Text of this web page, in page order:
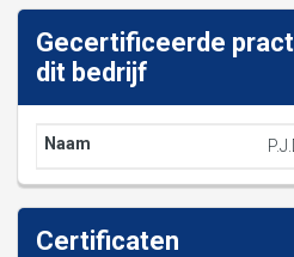
Gecertificeerde
dit bedrijf
Certificaten